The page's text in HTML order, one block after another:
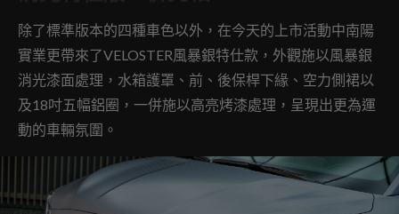
除了標準版本的四種車色以外，在今天的上市活動中南陽
實業更帶來了VELOSTER風暴銀特仕款，外觀施以風暴銀
消光漆面處理，水箱護罩、前、後保桿下緣、空力側裙以
及18吋五幅鋁圈，一併施以高亮烤漆處理，呈現出更為運
動的車輛氛圍。